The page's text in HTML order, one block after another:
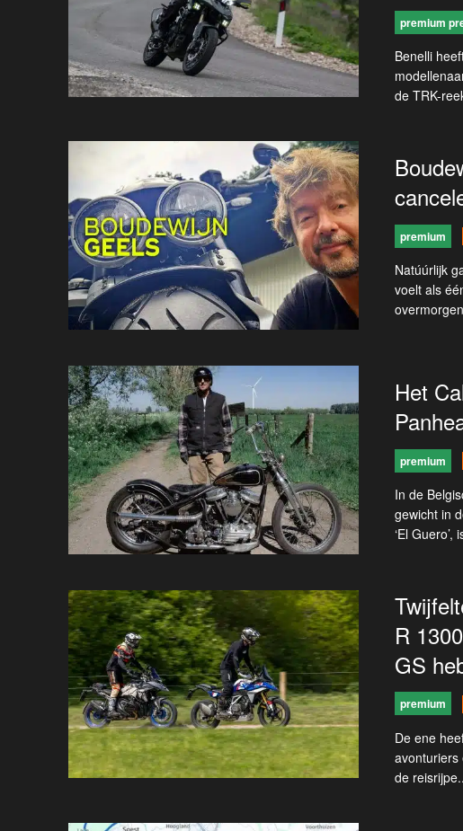
premium
Benelli
de TRK-
premium
Natúúrlijk
voelt als
Het
premium
In de
gewicht in
‘El Guero’,
R
GS
premium
De ene
avonturiers
de